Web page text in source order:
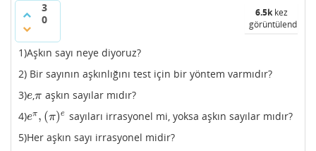
3
0
6.5kkez
görüntülendi
1)Aşkın sayı neye diyoruz?
2) Bir sayının aşkınlığını test için bir yöntem varmıdır?
3)e
e,π
π aşkın sayılar mıdır?
4)eπ, (π)e
eπ, π)e
sayıları irrasyonel mi, yoksa aşkın sayılar mıdır?
5)Her aşkın sayı irrasyonel midir?